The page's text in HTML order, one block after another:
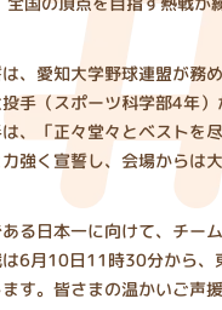
、愛知大学野球連盟が務め
手（スポーツ科学部4年
、「正々堂々とベストを
強く宣誓し、会場からは
る日本一に向けて、チー
6月10日11時30分から、
す。皆さまの温かいご声